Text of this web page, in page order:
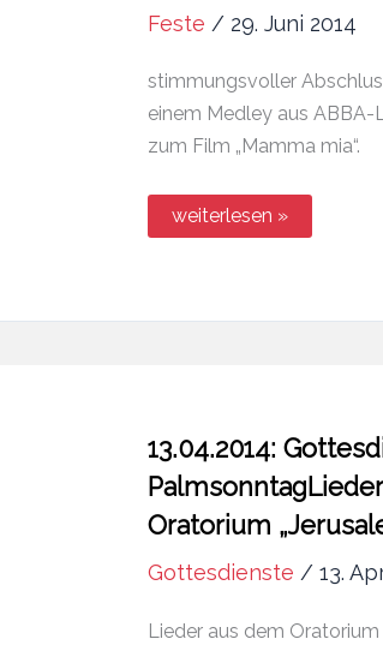
Feste / 29. Juni 2014
stimmungsvoller
einem Medley aus ABBA-
zum Film „Mamma mia“.
29.06.2014:
Sommerfest
weiterlesen »
13.04.2014:
Oratorium
Gottesdienste / 13.
Lieder aus dem Oratorium